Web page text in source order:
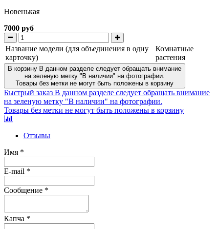
Новенькая
7000 руб
Название модели (для объединения в одну
карточку)
Комнатные
растения
В корзину В данном разделе следует обращать внимание
на зеленую метку "В наличии" на фотографии.
Товары без метки не могут быть положены в корзину
Быстрый заказ В данном разделе следует обращать внимание
на зеленую метку "В наличии" на фотографии.
Товары без метки не могут быть положены в корзину
Отзывы
Имя *
E-mail *
Сообщение *
Капча *